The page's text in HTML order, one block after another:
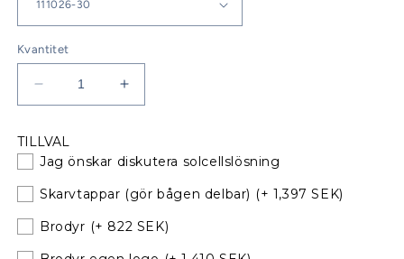
Kvantitet
Minska
kvantitet
Jeanneau
Sun
Odyssey
Sittbrunnskapell
Öka
kvantitet
Sun
Odyssey
409
Sittbrunnskapell
TILLVAL
Jag önskar diskutera solcellslösning
Skarvtappar (gör bågen delbar) (+ 1,397 SEK)
Brodyr (+ 822 SEK)